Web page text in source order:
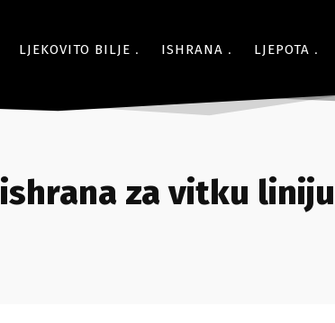
LJEKOVITO BILJE ISHRANA LJEPOTA
ishrana za vitku liniju